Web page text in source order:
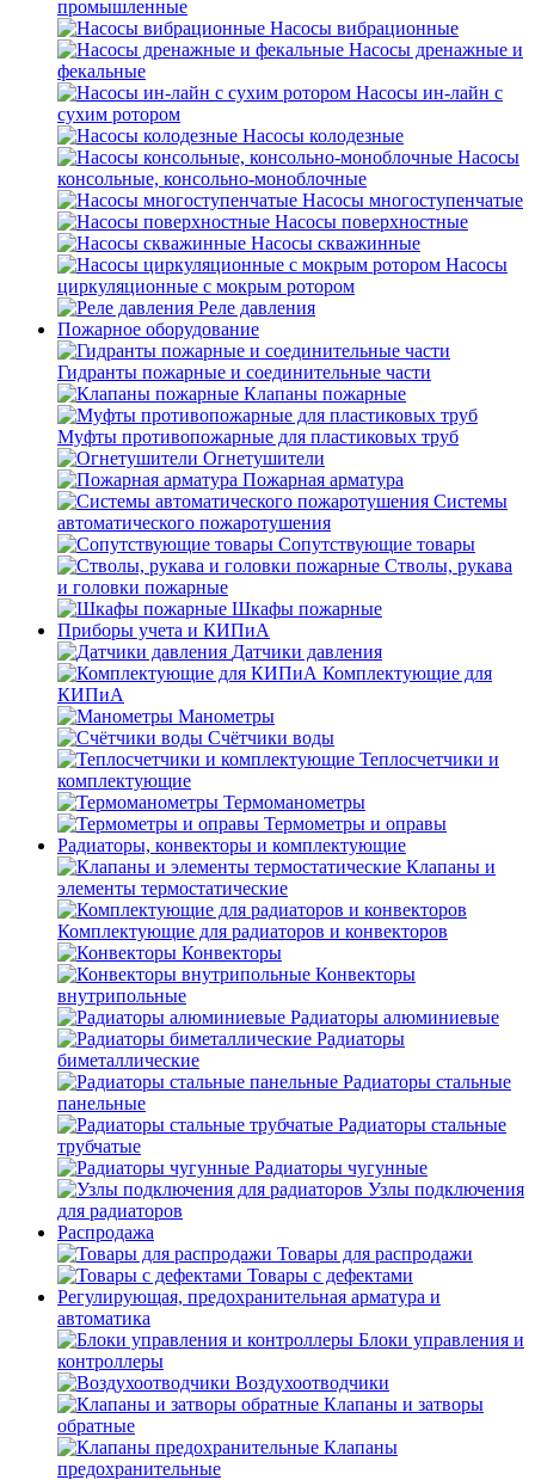
промышленные
Насосы вибрационные
Насосы дренажные и
фекальные
Насосы ин-лайн с
сухим ротором
Насосы колодезные
Насосы
консольные, консольно-моноблочные
Насосы многоступенчатые
Насосы поверхностные
Насосы скважинные
Насосы
циркуляционные с мокрым ротором
Реле давления
Пожарное оборудование
Гидранты пожарные и соединительные части
Клапаны пожарные
Муфты противопожарные для пластиковых труб
Огнетушители
Пожарная арматура
Системы
автоматического пожаротушения
Сопутствующие товары
Стволы, рукава
и головки пожарные
Шкафы пожарные
Приборы учета и КИПиА
Датчики давления
Комплектующие для
КИПиА
Манометры
Счётчики воды
Теплосчетчики и
комплектующие
Термоманометры
Термометры и оправы
Радиаторы, конвекторы и комплектующие
Клапаны и
элементы термостатические
Комплектующие для радиаторов и конвекторов
Конвекторы
Конвекторы
внутрипольные
Радиаторы алюминиевые
Радиаторы
биметаллические
Радиаторы стальные
панельные
Радиаторы стальные
трубчатые
Радиаторы чугунные
Узлы подключения
для радиаторов
Распродажа
Товары для распродажи
Товары с дефектами
Регулирующая, предохранительная арматура и
автоматика
Блоки управления и
контроллеры
Воздухоотводчики
Клапаны и затворы
обратные
Клапаны
предохранительные